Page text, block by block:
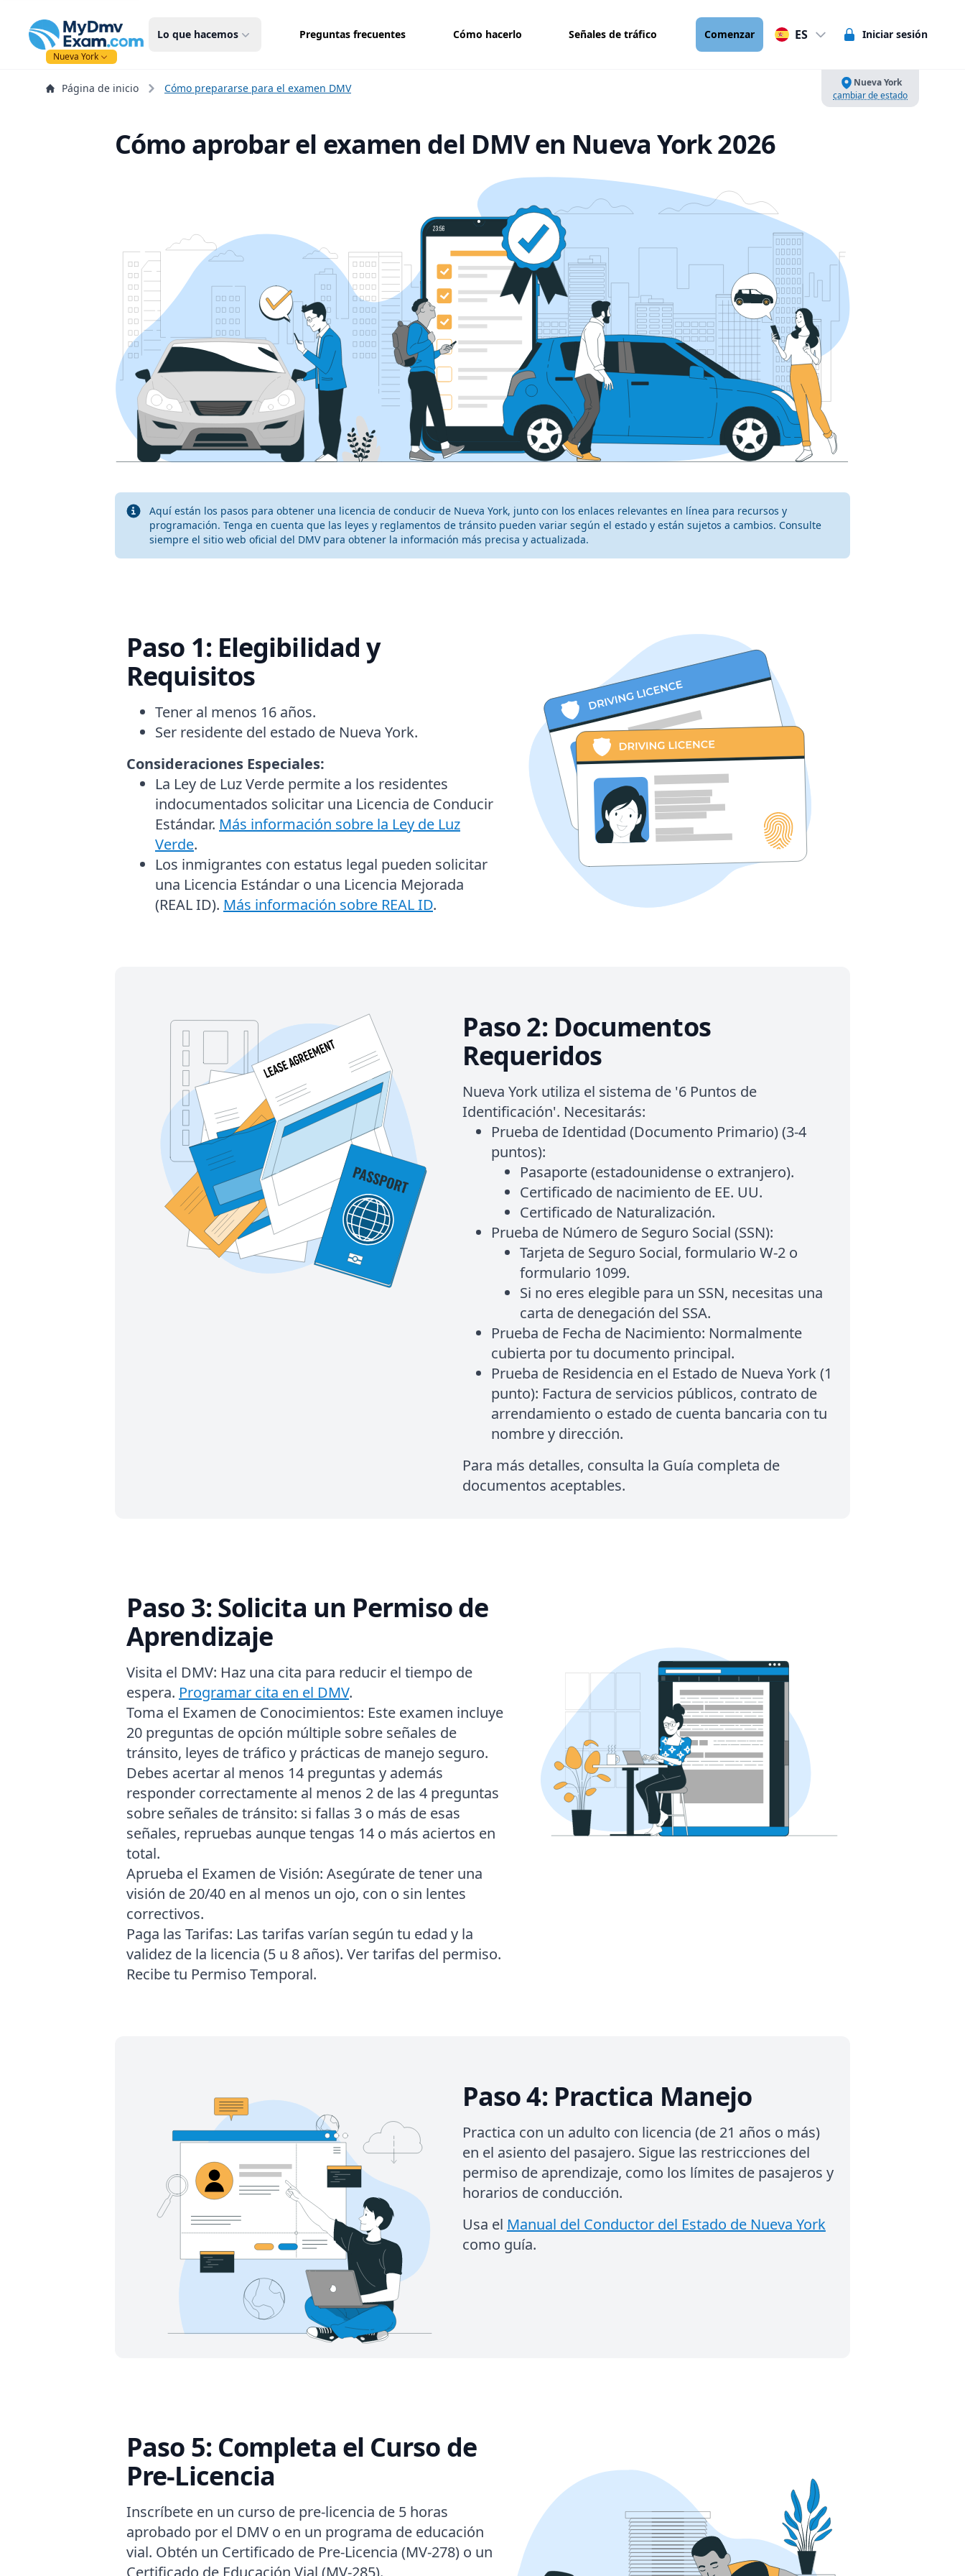
mydmvexam.com
Nueva York
Lo que hacemos Preguntas frecuentes Cómo hacerlo Señales de tráfico Comenzar ES Iniciar sesión
Página de inicio Cómo prepararse para el examen DMV
Nueva York
cambiar de estado
Cómo aprobar el examen del DMV en Nueva York 2026
Info
Aquí están los pasos para obtener una licencia de conducir de Nueva York, junto con los enlaces relevantes en línea para recursos y
programación. Tenga en cuenta que las leyes y reglamentos de tránsito pueden variar según el estado y están sujetos a cambios. Consulte
siempre el sitio web oficial del DMV para obtener la información más precisa y actualizada.
Paso 1: Elegibilidad y
Requisitos
Tener al menos 16 años.
Ser residente del estado de Nueva York.
Consideraciones Especiales:
La Ley de Luz Verde permite a los residentes
indocumentados solicitar una Licencia de Conducir
Estándar. Más información sobre la Ley de Luz
Verde.
Los inmigrantes con estatus legal pueden solicitar
una Licencia Estándar o una Licencia Mejorada
(REAL ID). Más información sobre REAL ID.
Paso 2: Documentos
Requeridos
Nueva York utiliza el sistema de '6 Puntos de
Identificación'. Necesitarás:
Prueba de Identidad (Documento Primario) (3-4
puntos):
Pasaporte (estadounidense o extranjero).
Certificado de nacimiento de EE. UU.
Certificado de Naturalización.
Prueba de Número de Seguro Social (SSN):
Tarjeta de Seguro Social, formulario W-2 o
formulario 1099.
Si no eres elegible para un SSN, necesitas una
carta de denegación del SSA.
Prueba de Fecha de Nacimiento: Normalmente
cubierta por tu documento principal.
Prueba de Residencia en el Estado de Nueva York (1
punto): Factura de servicios públicos, contrato de
arrendamiento o estado de cuenta bancaria con tu
nombre y dirección.
Para más detalles, consulta la Guía completa de
documentos aceptables.
Paso 3: Solicita un Permiso de
Aprendizaje
Visita el DMV: Haz una cita para reducir el tiempo de
espera. Programar cita en el DMV.
Toma el Examen de Conocimientos: Este examen incluye
20 preguntas de opción múltiple sobre señales de
tránsito, leyes de tráfico y prácticas de manejo seguro.
Debes acertar al menos 14 preguntas y además
responder correctamente al menos 2 de las 4 preguntas
sobre señales de tránsito: si fallas 3 o más de esas
señales, repruebas aunque tengas 14 o más aciertos en
total.
Aprueba el Examen de Visión: Asegúrate de tener una
visión de 20/40 en al menos un ojo, con o sin lentes
correctivos.
Paga las Tarifas: Las tarifas varían según tu edad y la
validez de la licencia (5 u 8 años). Ver tarifas del permiso.
Recibe tu Permiso Temporal.
Paso 4: Practica Manejo
Practica con un adulto con licencia (de 21 años o más)
en el asiento del pasajero. Sigue las restricciones del
permiso de aprendizaje, como los límites de pasajeros y
horarios de conducción.
Usa el Manual del Conductor del Estado de Nueva York
como guía.
Paso 5: Completa el Curso de
Pre-Licencia
Inscríbete en un curso de pre-licencia de 5 horas
aprobado por el DMV o en un programa de educación
vial. Obtén un Certificado de Pre-Licencia (MV-278) o un